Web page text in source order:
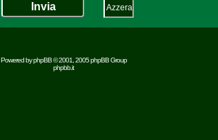
Powered byphpBB© 2001, 2005 phpBB Group
phpbb.it